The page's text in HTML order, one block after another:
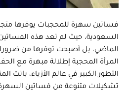
فساتين سهرة للمحجبات يوفرها متجر
السعودية، حيث لم تعد هذه
الماضي، بل أصبحت توفرها من
المرأة المحجبة إطلالة مبهرة مع
التطور الكبير في عالم الأزياء، باتت
تشكيلات متنوعة من فساتين